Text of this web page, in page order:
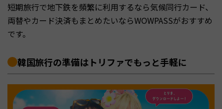
短期旅行で地下鉄を頻繁に利用するなら気候同行カード、
両替やカード決済もまとめたいならWOWPASSがおすすめ
です。
韓国旅行の準備はトリファでもっと手軽に